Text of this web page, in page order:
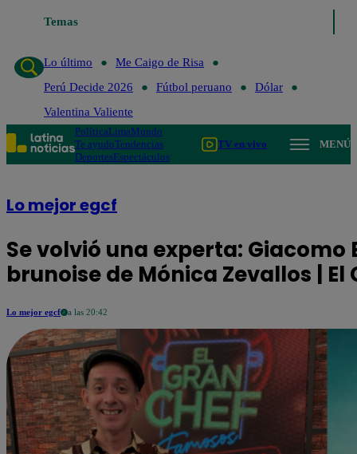
Temas
Lo último
Lo último
Me Caigo de Risa
Perú Decide 2026
Fútbol peruano
Dólar
Valentina Valiente
PolíticaLimaMundo
Te ayudoTendencias
DeportesEspectáculos
TV en vivo MENÚ
Lo mejor egcf
Se volvió una experta:
brunoise de Mónica Zevallos |
Lo mejor egcf a las 20:42